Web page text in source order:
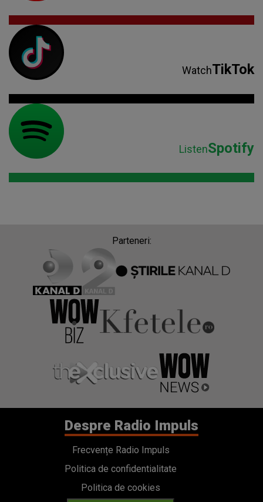
WatchTikTok
ListenSpotify
Parteneri:
Despre Radio Impuls
Frecvențe Radio Impuls
Politica de confidentialitate
Politica de cookies